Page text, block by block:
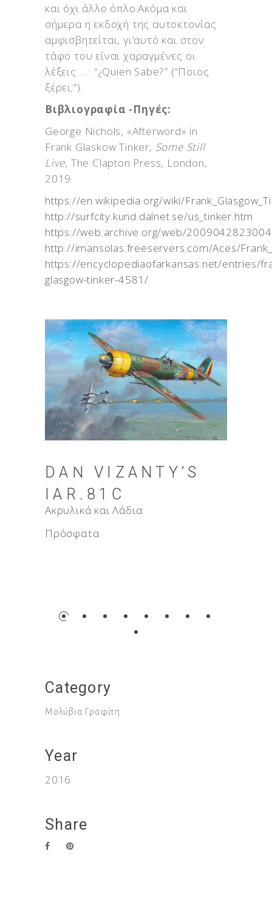
και όχι άλλο όπλο.Ακόμα και
σήμερα η εκδοχή της αυτοκτονίας
αμφισβητείται, γι’αυτό και στον
τάφο του είναι χαραγμένες οι
λέξεις: …: “¿Quien Sabe?” (“Ποιος
ξέρει;”).
Βιβλιογραφία -Πηγές:
George Nichols, «Afterword» in
Frank Glaskow Tinker, Some Still
Live, The Clapton Press, London,
2019.
https://en.wikipedia.org/wiki/
http://surfcity.kund.dalnet.se/us_tinker.htm
https://web.archive.org/web/
http://imansolas.freeservers.com/Aces/
https://encyclopediaofarkansas.net/entries/
glasgow-tinker-4581/
DAN VIZANTY’S
IAR.81C
Ακρυλικά και Λάδια
Πρόσφατα
Category
Μολύβια Γραφίτη
Year
2016
Share